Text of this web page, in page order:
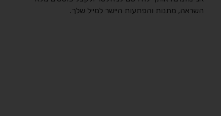
השראה, מתנות והפתעות היישר למייל שלך.